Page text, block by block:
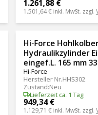
1.261,88 €
1.501,64 € inkl. MwSt. zzgl.
Hi-Force
Hydraulikzylinder
eingef.L. 165 mm
Hi-Force
Hersteller Nr.HHS302
Zustand:Neu
Lieferzeit ca. 1 Tag
949,34 €
1.129,71 € inkl. MwSt. zzgl.